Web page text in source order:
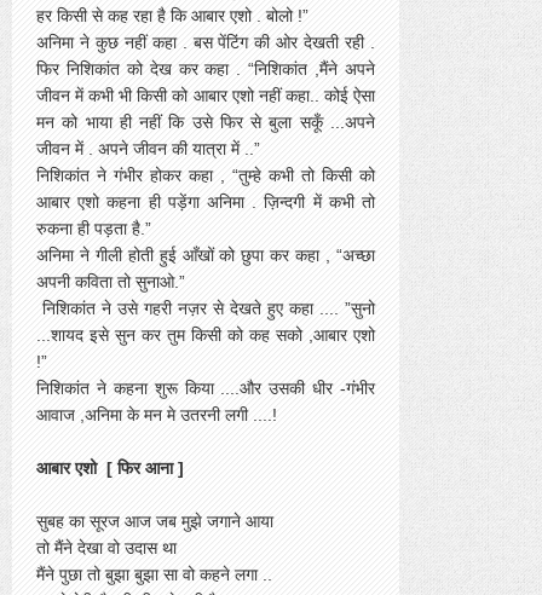
हर किसी से कह रहा है कि आबार एशो . बोलो !”
अनिमा ने कुछ नहीं कहा . बस पेंटिंग की ओर देखती रही .
फिर निशिकांत को देख कर कहा . “निशिकांत ,मैंने अपने
जीवन में कभी भी किसी को आबार एशो नहीं कहा.. कोई ऐसा
मन को भाया ही नहीं कि उसे फिर से बुला सकूँ ...अपने
जीवन में . अपने जीवन की यात्रा में ..”
निशिकांत ने गंभीर होकर कहा , “तुम्हे कभी तो किसी को
आबार एशो कहना ही पड़ेंगा अनिमा . ज़िन्दगी में कभी तो
रुकना ही पड़ता है.”
अनिमा ने गीली होती हुई आँखों को छुपा कर कहा , “अच्छा
अपनी कविता तो सुनाओ.”
निशिकांत ने उसे गहरी नज़र से देखते हुए कहा .... ”सुनो
...शायद इसे सुन कर तुम किसी को कह सको ,आबार एशो
!”
निशिकांत ने कहना शुरू किया ....और उसकी धीर -गंभीर
आवाज ,अनिमा के मन मे उतरनी लगी ....!
आबार एशो [ फिर आना ]
सुबह का सूरज आज जब मुझे जगाने आया
तो मैंने देखा वो उदास था
मैंने पुछा तो बुझा बुझा सा वो कहने लगा ..